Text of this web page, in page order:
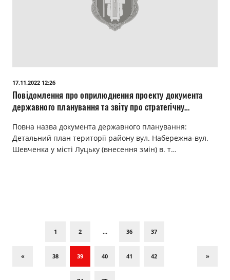
17.11.2022 12:26
Повідомлення про оприлюднення проекту документа
державного планування та звіту про стратегічну
Повна назва документа державного планування:
Детальний план території району вул. Набережна-вул.
Шевченка у місті Луцьку (внесення змін) в. т…
«
1 2 ... 36 37
38 39 40 41 42 »